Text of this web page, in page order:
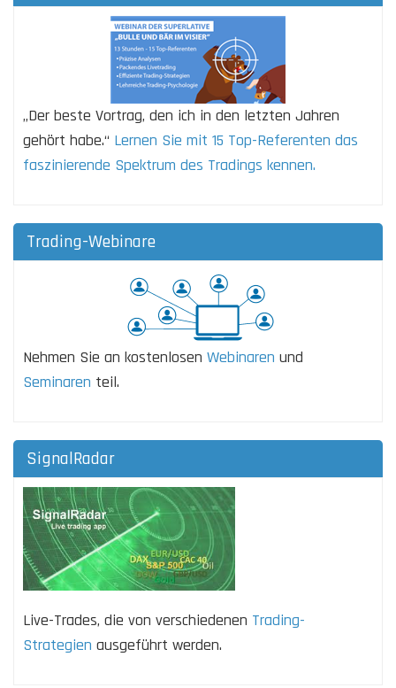
„Der beste Vortrag, den ich in den letzten Jahren
gehört habe.“ Lernen Sie mit 15 Top-Referenten das
faszinierende Spektrum des Tradings kennen.
Trading-Webinare
Nehmen Sie an kostenlosen Webinaren und
Seminaren teil.
SignalRadar
Live-Trades, die von verschiedenen Trading-
Strategien ausgeführt werden.